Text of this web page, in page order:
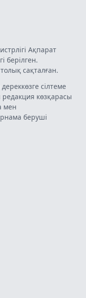
Ақпарат
берілген.
сақталған.
сілтеме
редакция көзқарасы
мен
беруші